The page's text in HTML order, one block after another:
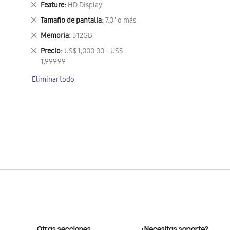
Feature HD Display
Eliminar
este
artículo
Tamaño de pantalla 7.0" o más
Eliminar
este
artículo
Memoria 512GB
Eliminar
este
artículo
Precio US$ 1,000.00 - US$
1,999.99
Eliminar
este
Eliminar todo